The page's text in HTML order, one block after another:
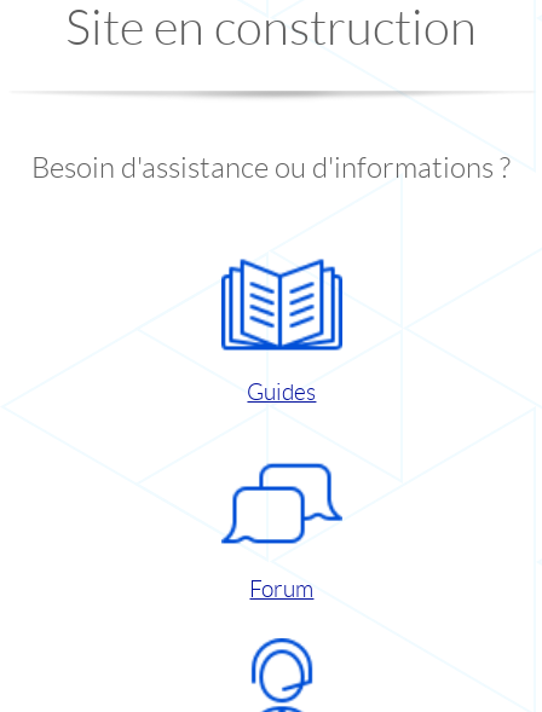
Site en construction
Besoin d'assistance ou d'informations ?
Guides
Forum